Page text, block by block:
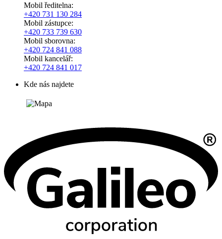
Mobil ředitelna:
+420 731 130 284
Mobil zástupce:
+420 733 739 630
Mobil sborovna:
+420 724 841 088
Mobil kancelář:
+420 724 841 017
Kde nás najdete